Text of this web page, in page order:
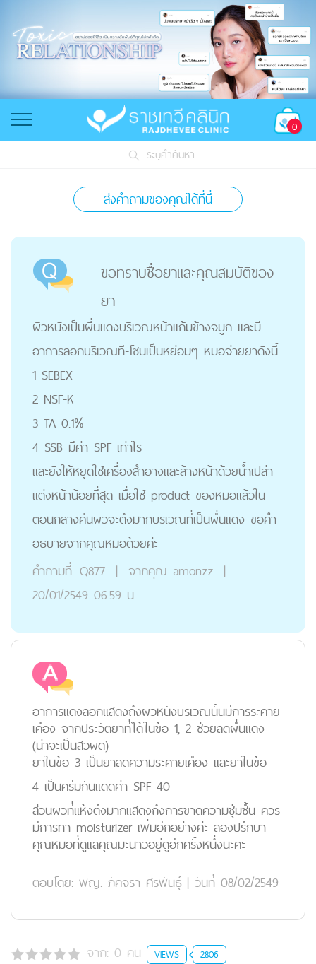
0
ระบุคำค้นหา
ส่งคำถามของคุณได้ที่นี่
ขอทราบชื่อยาและคุณสมบัติของ
ยา
ผิวหนังเป็นผื่นแดงบริเวณหน้าแก้มข้างจมูก และมี
อาการลอกบริเวณที-โซนเป็นหย่อมๆ หมอจ่ายยาดังนี้
1 SEBEX
2 NSF-K
3 TA 0.1%
4 SSB มีค่า SPF เท่าไร
และยังให้หยุดใช้เครื่องสำอางและล้างหน้าด้วยน้ำเปล่า
แต่งหน้าน้อยที่สุด เมื่อใช้ product ของหมอแล้วใน
ตอนกลางคืนผิวจะตึงมากบริเวณที่เป็นผื่นแดง ขอคำ
อธิบายจากคุณหมอด้วยค่ะ
คำถามที่: Q877 | จากคุณ amonzz |
20/01/2549 06:59 น.
อาการแดงลอกแสดงถึงผิวหนังบริเวณนั้นมีการระคาย
เคือง จากประวัติยาที่ได้ในข้อ 1, 2 ช่วยลดผื่นแดง
(น่าจะเป็นสิวผด)
ยาในข้อ 3 เป็นยาลดความระคายเคือง และยาในข้อ
4 เป็นครีมกันแดดค่า SPF 40
ส่วนผิวที่แห้งตึงมากแสดงถึงการขาดความชุ่มชื้น ควร
มีการทา moisturizer เพิ่มอีกอย่างค่ะ ลองปรึกษา
คุณหมอที่ดูแลคุณมะนาวอยู่ดูอีกครั้งหนึ่งนะคะ
ตอบโดย: พญ. ภัคจิรา ศิริพันธุ์ | วันที่ 08/02/2549
จาก: 0 คน VIEWS 2806